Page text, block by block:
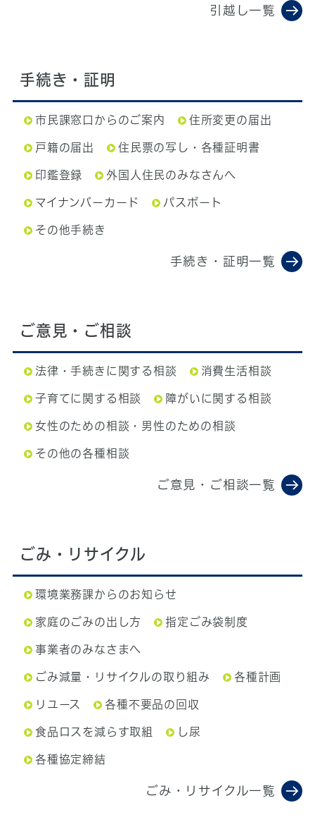
引越し一覧
手続き・証明
市民課窓口からのご案内 住所変更の届出
戸籍の届出 住民票の写し・各種証明書
印鑑登録 外国人住民のみなさんへ
マイナンバーカード パスポート
その他手続き
手続き・証明一覧
ご意見・ご相談
法律・手続きに関する相談 消費生活相談
子育てに関する相談 障がいに関する相談
女性のための相談・男性のための相談
その他の各種相談
ご意見・ご相談一覧
ごみ・リサイクル
環境業務課からのお知らせ
家庭のごみの出し方 指定ごみ袋制度
事業者のみなさまへ
ごみ減量・リサイクルの取り組み 各種計画
リユース 各種不要品の回収
食品ロスを減らす取組 し尿
各種協定締結
ごみ・リサイクル一覧